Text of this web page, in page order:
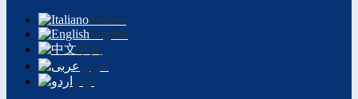
Italiano
English
中文
عربى
اردو